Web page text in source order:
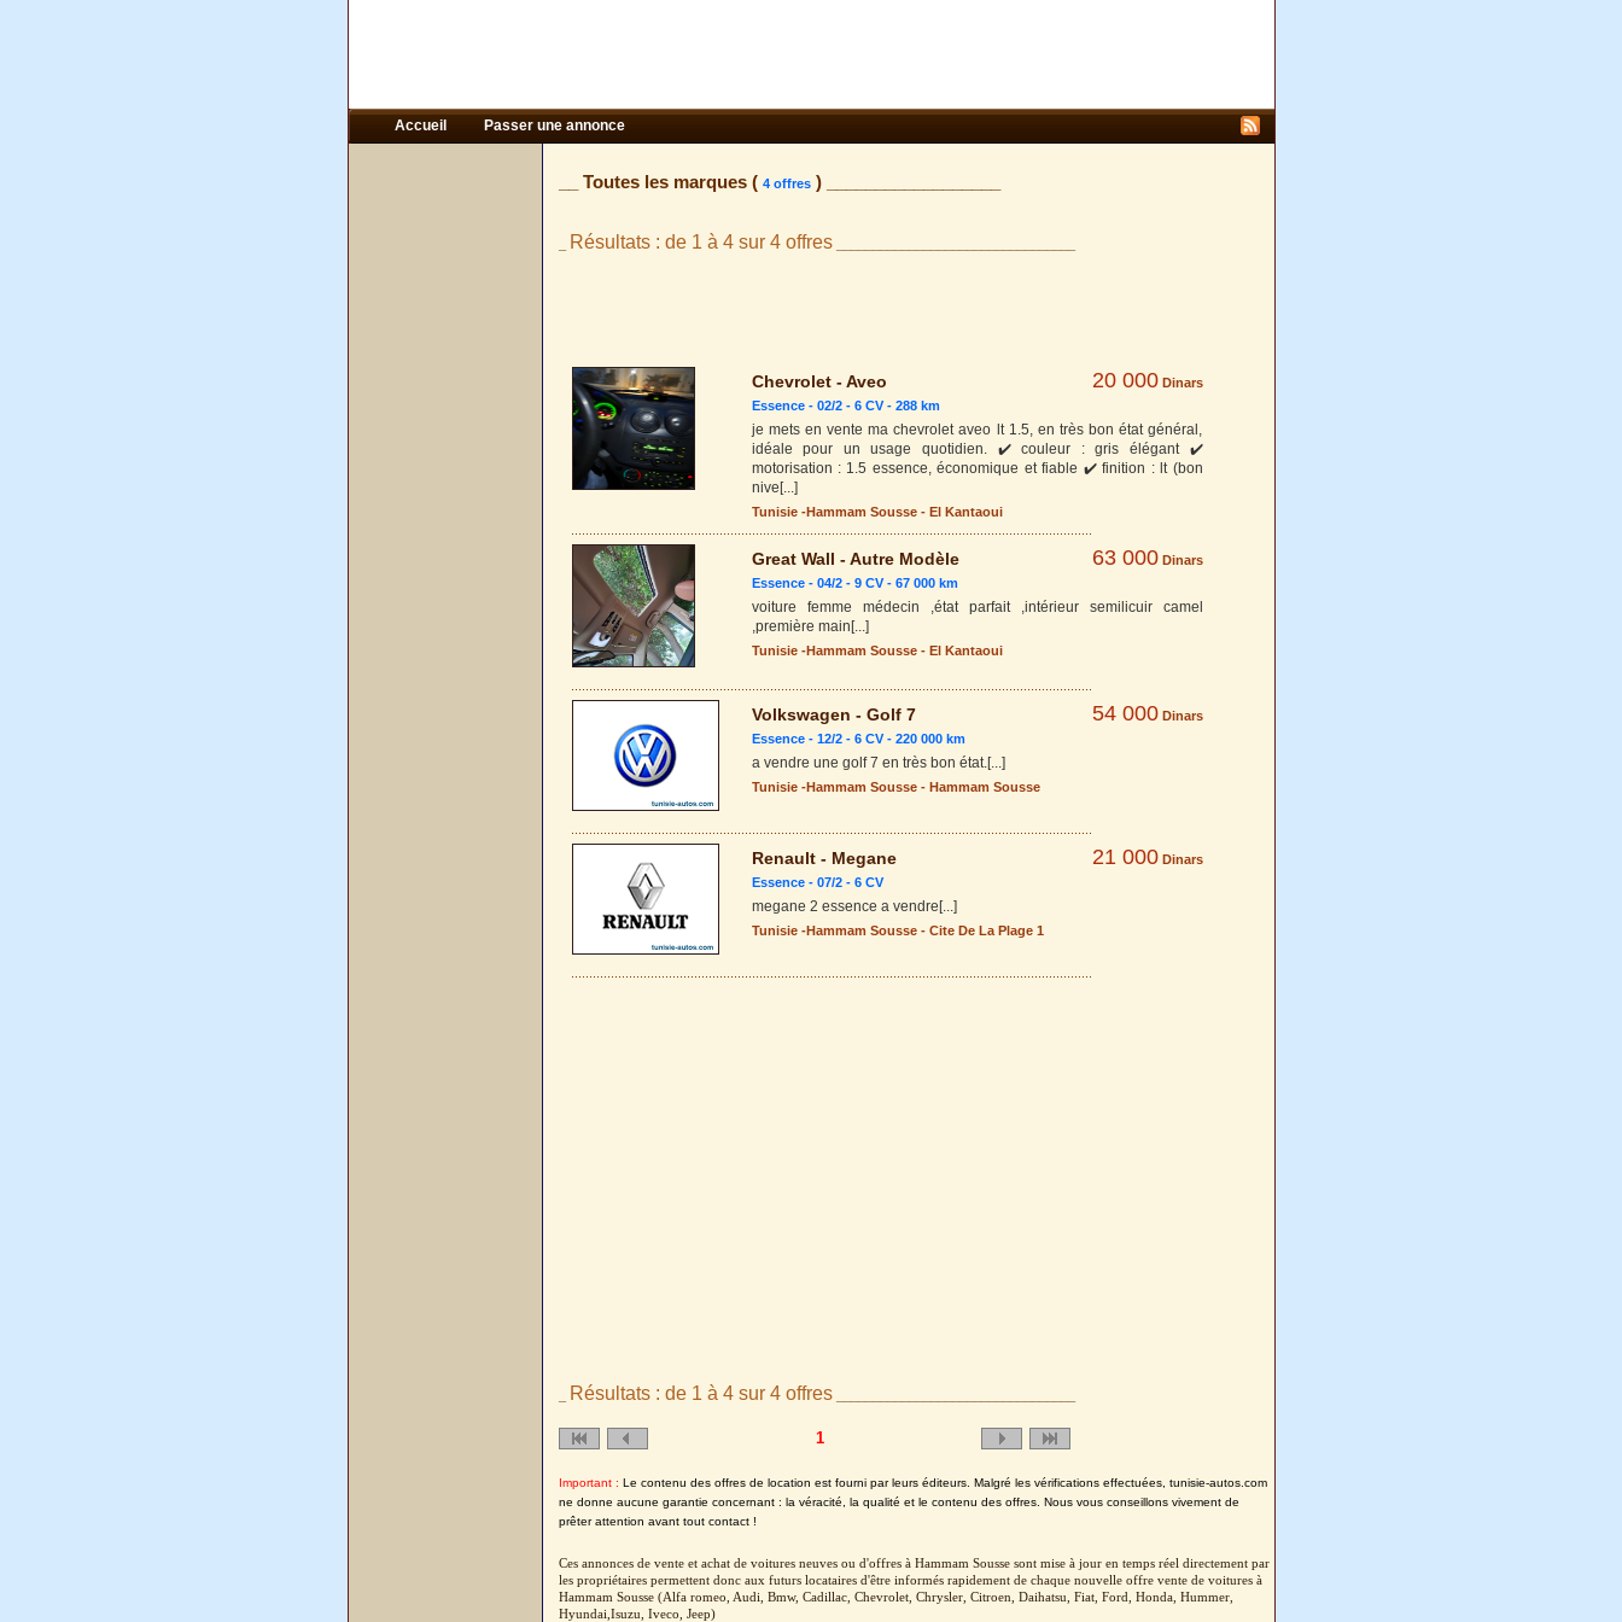
Accueil Passer une annonce
__ Toutes les marques ( 4 offres) __________________
Résultats : de 1 à 4 sur 4 offres_________________________________
Chevrolet - Aveo 20 000 Dinars
Essence - 02/2 - 6 CV - 288 km
je mets en vente ma chevrolet aveo lt 1.5, en très bon état général,
idéale pour un usage quotidien. ✔️ couleur : gris élégant ✔️
motorisation : 1.5 essence, économique et fiable ✔️ finition : lt (bon
nive [...]
Tunisie-Hammam Sousse- El Kantaoui
Great Wall - Autre Modèle 63 000 Dinars
Essence - 04/2 - 9 CV - 67 000 km
voiture femme médecin ,état parfait ,intérieur semilicuir camel
,première main [...]
Tunisie-Hammam Sousse- El Kantaoui
Volkswagen - Golf 7 54 000 Dinars
Essence - 12/2 - 6 CV - 220 000 km
a vendre une golf 7 en très bon état.[...]
Tunisie-Hammam Sousse- Hammam Sousse
Renault - Megane 21 000 Dinars
Essence - 07/2 - 6 CV
megane 2 essence a vendre [...]
Tunisie-Hammam Sousse- Cite De La Plage 1
Résultats : de 1 à 4 sur 4 offres_________________________________
1
Important : Le contenu des offres de location est fourni par leurs éditeurs. Malgré les vérifications effectuées, tunisie-autos.com
ne donne aucune garantie concernant : la véracité, la qualité et le contenu des offres. Nous vous conseillons vivement de
prêter attention avant tout contact !
Ces annonces de vente et achat de voitures neuves ou d'offres à Hammam Sousse sont mise à jour en temps réel directement par
les propriétaires permettent donc aux futurs locataires d'être informés rapidement de chaque nouvelle offre vente de voitures à
Hammam Sousse (Alfa romeo, Audi, Bmw, Cadillac, Chevrolet, Chrysler, Citroen, Daihatsu, Fiat, Ford, Honda, Hummer,
Hyundai,Isuzu, Iveco, Jeep)